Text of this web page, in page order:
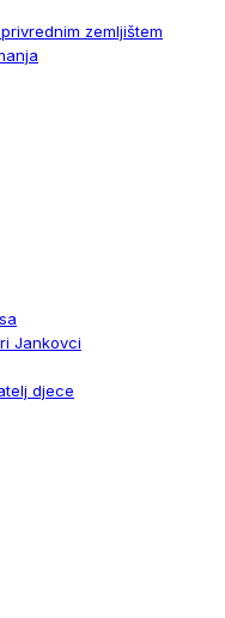
zemljištem
Jankovci
djece